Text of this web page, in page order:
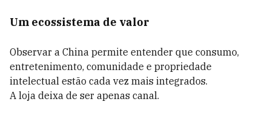
Um ecossistema de valor
Observar a China permite entender que consumo,
entretenimento, comunidade e propriedade
intelectual estão cada vez mais integrados.
A loja deixa de ser apenas canal.